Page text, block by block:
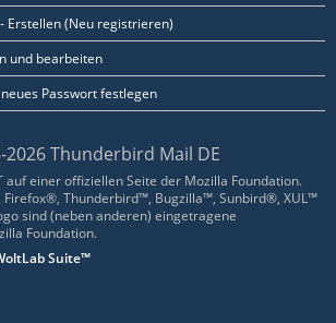
Erstellen (Neu registrieren)
und bearbeiten
Passwort festlegen
Thunderbird Mail DE
auf einer offiziellen Seite der Mozilla Foundation.
Thunderbird™, Bugzilla™, Sunbird®, XUL™
sind (neben anderen) eingetragene
Foundation.
Suite™